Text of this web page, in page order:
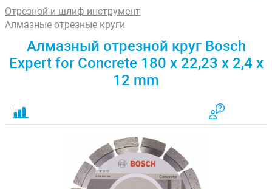
Отрезной и шлиф инструмент
Алмазные отрезные круги
Алмазный отрезной круг Bosch
Expert for Concrete 180 x 22,23 x 2,4 x
12 mm